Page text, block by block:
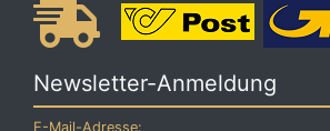
Newsletter-Anmeldung
E-Mail-Adresse: